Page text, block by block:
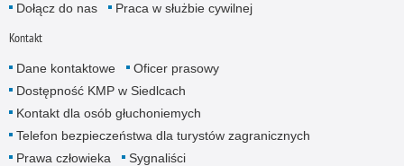
Dołącz do nas Praca w służbie cywilnej
Kontakt
Dane kontaktowe
Oficer prasowy
Dostępność KMP w Siedlcach
Kontakt dla osób głuchoniemych
Telefon bezpieczeństwa dla turystów zagranicznych
Prawa człowieka
Sygnaliści